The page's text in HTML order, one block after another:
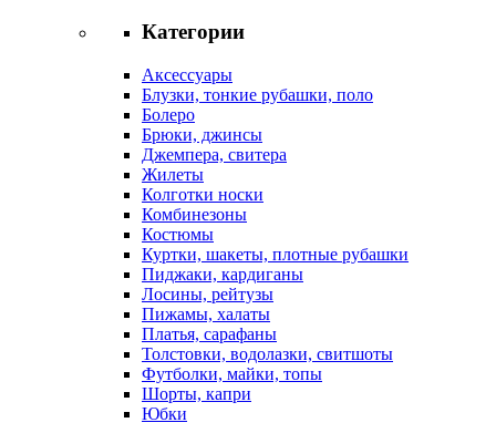
Категории
Аксессуары
Блузки, тонкие рубашки, поло
Болеро
Брюки, джинсы
Джемпера, свитера
Жилеты
Колготки носки
Комбинезоны
Костюмы
Куртки, шакеты, плотные рубашки
Пиджаки, кардиганы
Лосины, рейтузы
Пижамы, халаты
Платья, сарафаны
Толстовки, водолазки, свитшоты
Футболки, майки, топы
Шорты, капри
Юбки